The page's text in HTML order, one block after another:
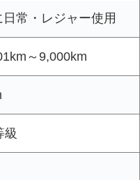
日常・レジャー使用
～9,000km
級